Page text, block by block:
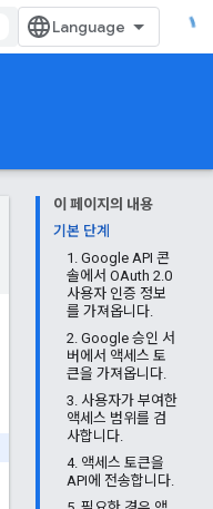
이 페이지의 내용
기본 단계
1. Google API 콘
솔에서 OAuth 2.0
사용자 인증 정보
를 가져옵니다.
2. Google 승인 서
버에서 액세스 토
큰을 가져옵니다.
3. 사용자가 부여한
액세스 범위를 검
사합니다.
4. 액세스 토큰을
API에 전송합니다.